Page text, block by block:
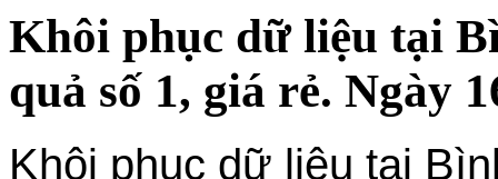
Khôi phục dữ liệu tại
quả số 1, giá rẻ. Ngày
Khôi phục dữ liệu tại